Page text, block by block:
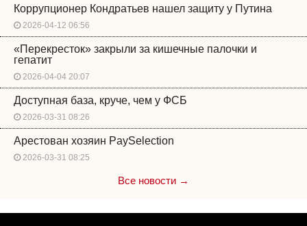
Коррупционер Кондратьев нашел защиту у Путина
2026-04-12 06:56
«Перекресток» закрыли за кишечные палочки и
гепатит
2026-04-04 20:07
Доступная база, круче, чем у ФСБ
2026-03-31 08:26
Арестован хозяин PaySelection
2026-03-31 08:25
Все новости →